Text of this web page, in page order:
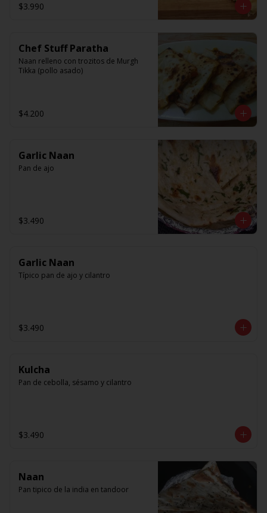
$3.990
Chef Stuff Paratha
Naan relleno con trozitos de Murgh
Tikka (pollo asado)
$4.200
Garlic Naan
Pan de ajo
$3.490
Garlic Naan
Típico pan de ajo y cilantro
$3.490
Kulcha
Pan de cebolla, sésamo y cilantro
$3.490
Naan
Pan tipico de la india en tandoor